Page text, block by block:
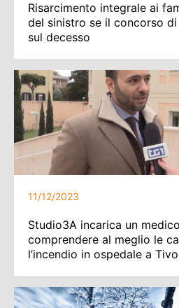
Risarcimento integrale ai
del sinistro se il concorso
sul decesso
11/12/2023
Studio3A incarica un
comprendere al meglio le
l’incendio in ospedale a